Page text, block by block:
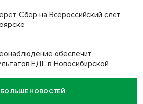
ВТБ открылось в Искитиме
Сбер на Всероссийский слёт
обеспечит
ЕДГ в Новосибирской
БОЛЬШЕ НОВОСТЕЙ